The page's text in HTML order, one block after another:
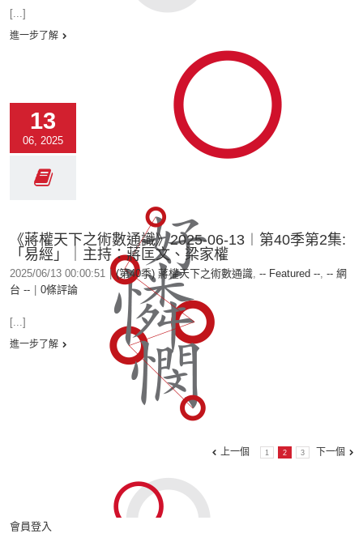
[...]
進一步了解
13
06, 2025
《蔣權天下之術數通識》2025-06-13︱第40季第2集:
「易經」｜主持：蔣匡文、梁家權
2025/06/13 00:00:51 | (第40季) 蔣權天下之術數通識, -- Featured --, -- 網
台 --
0條評論
[...]
進一步了解
上一個 1 2 3 下一個
會員登入